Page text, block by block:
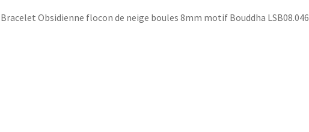
Bracelet Obsidienne flocon de neige boules 8mm motif Bouddha LSB08.046